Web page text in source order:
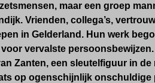
maar een groep
Vrienden, collega’s,
in Gelderland. Hun werk
vervalste
Zanten, een sleutelfiguur in
op ogenschijnlijk onschuldige